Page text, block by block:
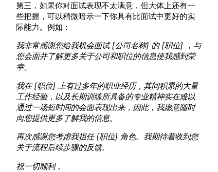
第三，如果你对面试表现不太满意，但大体上还有一
些把握，可以稍微暗示一下你具有比面试中更好的实
际能力。例如：
我非常感谢您给我机会面试 [公司名称] 的 [职位] ，与
您会面并了解更多关于公司和职位的信息使我感到荣
幸。
我在 [职位] 上有过多年的职业经历，其间积累的大量
工作经验，以及长期训练所具备的专业精神实在难以
通过一场短时间的会面表现出来，因此，我愿意随时
向您提供更多了解我的信息。
再次感谢您考虑我担任 [职位] 角色。我期待着收到您
关于流程后续步骤的反馈。
祝一切顺利，